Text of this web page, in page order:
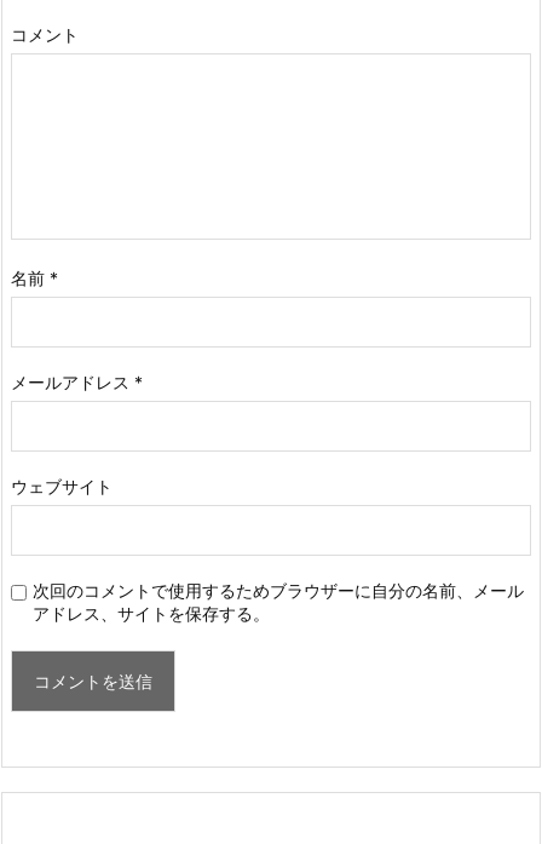
コメント
名前 *
メールアドレス *
ウェブサイト
次回のコメントで使用するためブラウザーに自分の名前、メール
アドレス、サイトを保存する。